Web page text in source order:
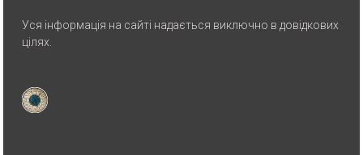
Уся інформація на сайті надається виключно в довідкових
цілях.